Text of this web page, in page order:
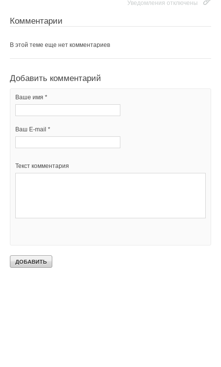
Уведомления отключены
Комментарии
В этой теме еще нет комментариев
Добавить комментарий
Ваше имя *
Ваш E-mail *
Текст комментария